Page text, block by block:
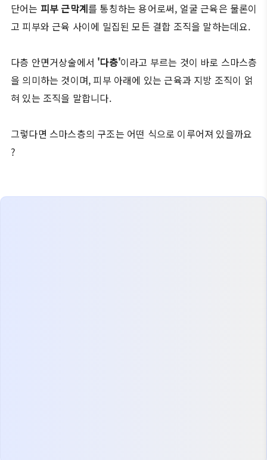
단어는 피부 근막계를 통칭하는 용어로써, 얼굴 근육은 물론이
고 피부와 근육 사이에 밀집된 모든 결합 조직을 말하는데요.
다층 안면거상술에서 '다층'이라고 부르는 것이 바로 스마스층
을 의미하는 것이며, 피부 아래에 있는 근육과 지방 조직이 얽
혀 있는 조직을 말합니다.
그렇다면 스마스층의 구조는 어떤 식으로 이루어져 있을까요
?